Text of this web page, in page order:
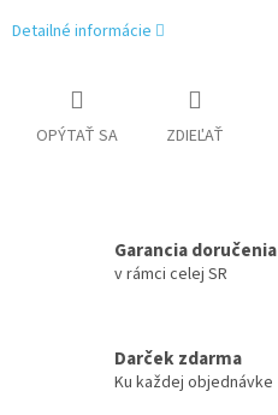
Detailné informácie
OPÝTAŤ SA ZDIEĽAŤ
Garancia doručenia
v rámci celej SR
Darček zdarma
Ku každej objednávke